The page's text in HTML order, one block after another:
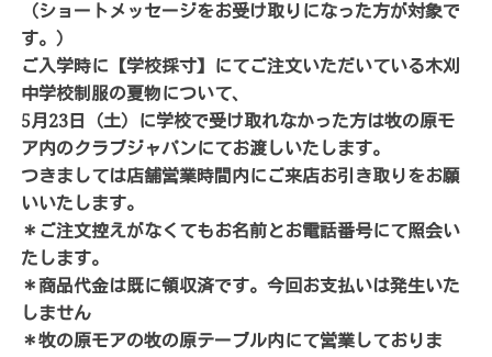
（ショートメッセージをお受け取りになった方が対象で
す。）
ご入学時に【学校採寸】にてご注文いただいている木刈
中学校制服の夏物について、
5月23日（土）に学校で受け取れなかった方は牧の原モ
ア内のクラブジャパンにてお渡しいたします。
つきましては店舗営業時間内にご来店お引き取りをお願
いいたします。
＊ご注文控えがなくてもお名前とお電話番号にて照会い
たします。
＊商品代金は既に領収済です。今回お支払いは発生いた
しません
＊牧の原モアの牧の原テーブル内にて営業しておりま